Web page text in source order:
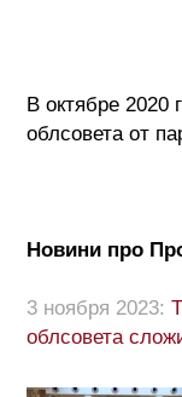
В октябре 2020
облсовета от
Новини про
3 ноября 2023:
облсовета